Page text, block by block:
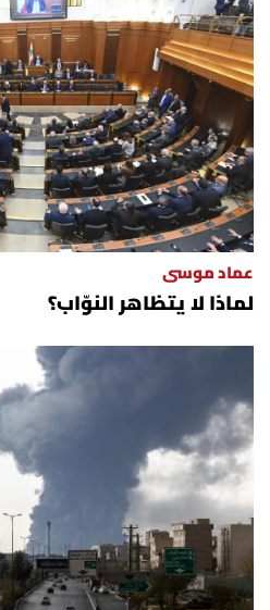
عماد موسى
لماذا لا يتظاهر النوّاب؟